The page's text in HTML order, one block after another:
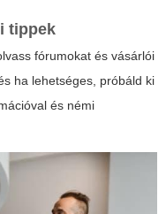
tippek
fórumokat és vásárlói
ha lehetséges, próbáld ki
és némi